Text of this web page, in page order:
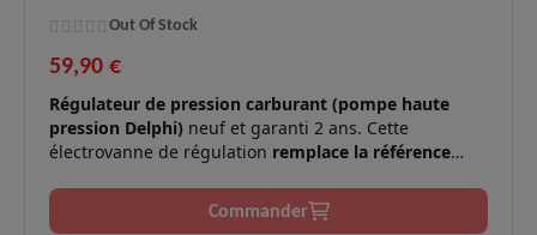
Out Of Stock
59,90 €
Régulateur de pression carburant (pompe haute
pression Delphi) neuf et garanti 2 ans. Cette
électrovanne de régulation remplace la référence
un contrôle précis de la pression dans le système
d'injection Common Rail des moteurs 1.5 dCi K9K
Commander